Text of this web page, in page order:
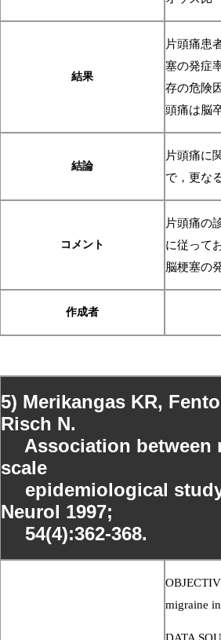
結果
片頭痛患
塞の発症
存の危険
頭痛は脳
結論
片頭痛に
で，更な
コメント
片頭痛の
に従って
脳梗塞の
作成者
5) Merikangas KR,
Risch N.
Association between
scale
epidemiological
Neurol 1997;
54(4):362-368.
migraine